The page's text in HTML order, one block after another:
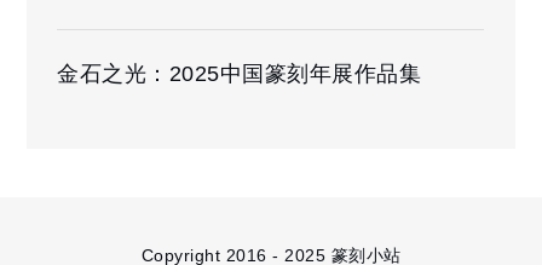
金石之光：2025中国篆刻年展作品集
Copyright 2016 - 2025 篆刻小站